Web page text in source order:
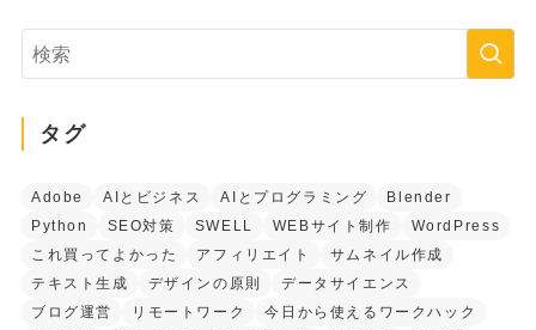
タグ
Adobe AIとビジネス AIとプログラミング
Blender
Python
SEO対策 SWELL WEBサイト制作
WordPress
これ買ってよかった
アフィリエイト
サムネイル作成
テキスト生成
デザインの原則
データサイエンス
ブログ運営
リモートワーク
今日から使えるワークハック